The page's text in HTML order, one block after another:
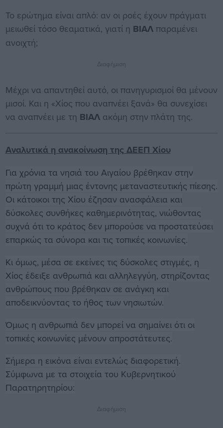
Το ερώτημα είναι απλό: αν οι ροές έχουν πράγματι
μειωθεί τόσο θεαματικά, γιατί η ΒΙΑΛπαραμένει
ανοιχτή;
Διαφήμιση
Μέχρι να απαντηθεί αυτό, οι πανηγυρισμοί θα μένουν
μισοί. Και η «Χίος που αναπνέει ξανά» θα συνεχίσει
να αναπνέει με τη ΒΙΑΛακόμη στην πλάτη της.
Αναλυτικά η ανακοίνωση της ΔΕΕΠ Χίου
Για χρόνια τα νησιά του Αιγαίου βρέθηκαν στην
πρώτη γραμμή μιας έντονης μεταναστευτικής πίεσης.
Οι κάτοικοι της Χίου έζησαν ανασφάλεια και
δύσκολες συνθήκες καθημερινότητας, νιώθοντας
συχνά ότι το κράτος δεν μπορούσε να προστατεύσει
επαρκώς τα σύνορα και τις τοπικές κοινωνίες.
Κι όμως, μέσα σε εκείνες τις δύσκολες στιγμές, η
Χίος έδειξε ανθρωπιά και αλληλεγγύη, στηρίζοντας
ανθρώπους που βρέθηκαν σε ανάγκη και
αποδεικνύοντας το ήθος των νησιωτών.
Όμως η ανθρωπιά δεν μπορεί να σημαίνει ότι οι
τοπικές κοινωνίες μένουν απροστάτευτες.
Σήμερα η εικόνα είναι εντελώς διαφορετική.
Σύμφωνα με τα στοιχεία του Κυβερνητικού
Παρατηρητηρίου:
Διαφήμιση